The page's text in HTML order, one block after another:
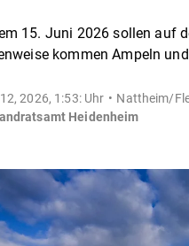
15. Juni 2026 sollen auf
kommen Ampeln
2026, 1:53: Uhr Nattheim/
Heidenheim